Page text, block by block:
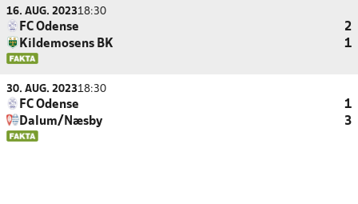
16. AUG. 202318:30
FC Odense
2
Kildemosens BK
1
30. AUG. 202318:30
FC Odense
1
Dalum/Næsby
3